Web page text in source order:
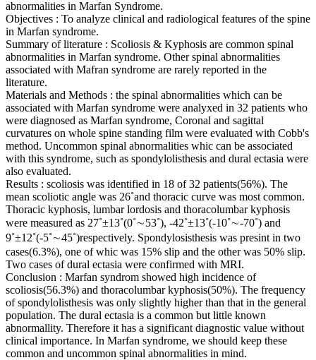
abnormalities in Marfan Syndrome.
Objectives : To analyze clinical and radiological features of the spine
in Marfan syndrome.
Summary of literature : Scoliosis & Kyphosis are common spinal
abnormalities in Marfan syndrome. Other spinal abnormalities
associated with Mafran syndrome are rarely reported in the
literature.
Materials and Methods : the spinal abnormalities which can be
associated with Marfan syndrome were analyxed in 32 patients who
were diagnosed as Marfan syndrome, Coronal and sagittal
curvatures on whole spine standing film were evaluated with Cobb's
method. Uncommon spinal abnormalities whic can be associated
with this syndrome, such as spondylolisthesis and dural ectasia were
also evaluated.
Results : scoliosis was identified in 18 of 32 patients(56%). The
mean scoliotic angle was 26˚and thoracic curve was most common.
Thoracic kyphosis, lumbar lordosis and thoracolumbar kyphosis
were measured as 27˚±13˚(0˚∼53˚), -42˚±13˚(-10˚∼-70˚) and
9˚±12˚(-5˚∼45˚)respectively. Spondylosisthesis was presint in two
cases(6.3%), one of whic was 15% slip and the other was 50% slip.
Two cases of dural ectasia were confirmed with MRI.
Conclusion : Marfan syndrom showed high incidence of
scoliosis(56.3%) and thoracolumbar kyphosis(50%). The frequency
of spondylolisthesis was only slightly higher than that in the general
population. The dural ectasia is a common but little known
abnormallity. Therefore it has a significant diagnostic value without
clinical importance. In Marfan syndrome, we should keep these
common and uncommon spinal abnormalities in mind.